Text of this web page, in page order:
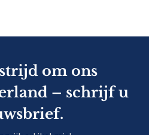
om ons
– schrijf u